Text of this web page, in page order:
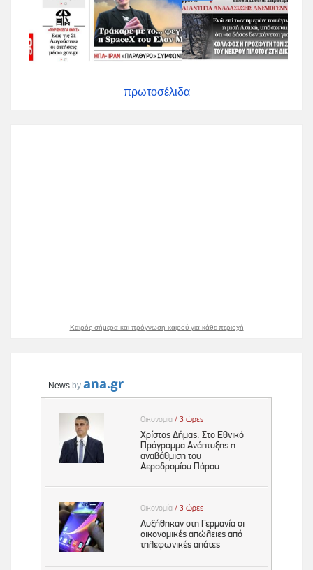
πρωτοσέλιδα
Καιρός σήμερα και πρόγνωση καιρού για κάθε περιοχή